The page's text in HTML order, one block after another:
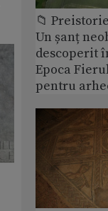
📁
Un șanț
descoperit
Epoca
pentru